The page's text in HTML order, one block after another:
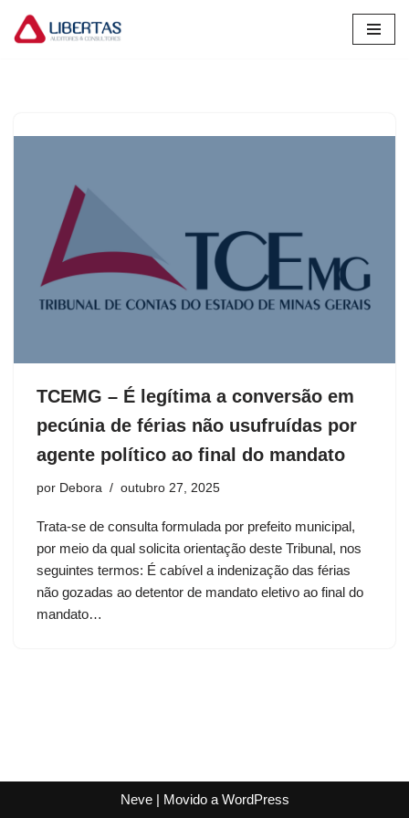
Pular
TCEMG – É legítima a conversão em
pecúnia de férias não usufruídas por
agente político ao final do mandato
por Debora outubro 27, 2025
Trata-se de consulta formulada por prefeito municipal,
por meio da qual solicita orientação deste Tribunal, nos
seguintes termos: É cabível a indenização das férias
não gozadas ao detentor de mandato eletivo ao final do
mandato…
Neve| Movido a WordPress